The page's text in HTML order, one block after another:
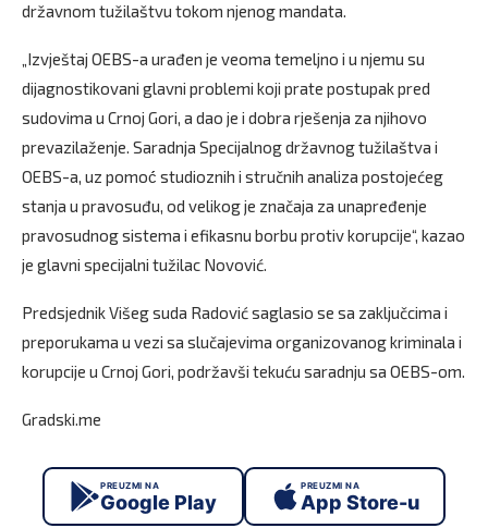
državnom tužilaštvu tokom njenog mandata.
„Izvještaj OEBS-a urađen je veoma temeljno i u njemu su
dijagnostikovani glavni problemi koji prate postupak pred
sudovima u Crnoj Gori, a dao je i dobra rješenja za njihovo
prevazilaženje. Saradnja Specijalnog državnog tužilaštva i
OEBS-a, uz pomoć́ studioznih i stručnih analiza postojećeg
stanja u pravosuđu, od velikog je značaja za unapređenje
pravosudnog sistema i efikasnu borbu protiv korupcije“, kazao
je glavni specijalni tužilac Novović.
Predsjednik Višeg suda Radović saglasio se sa zaključcima i
preporukama u vezi sa slučajevima organizovanog kriminala i
korupcije u Crnoj Gori, podržavši tekuću saradnju sa OEBS-om.
Gradski.me
PREUZMI NA
Google Play
PREUZMI NA
App Store-u